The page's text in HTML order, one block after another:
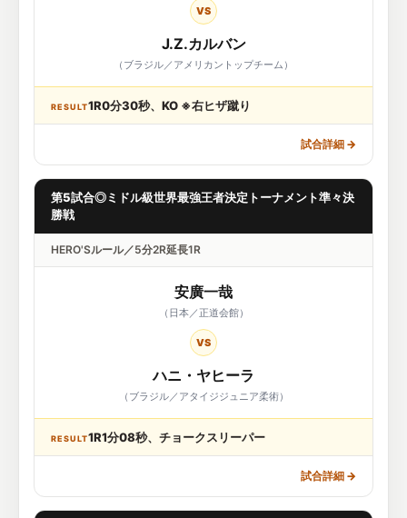
VS
J.Z.カルバン
（ブラジル／アメリカントップチーム）
RESULT1R0分30秒、KO ※右ヒザ蹴り
試合詳細 →
第5試合◎ミドル級世界最強王者決定トーナメント準々決
勝戦
HERO'Sルール／5分2R延長1R
安廣一哉
（日本／正道会館）
VS
ハニ・ヤヒーラ
（ブラジル／アタイジジュニア柔術）
RESULT1R1分08秒、チョークスリーパー
試合詳細 →